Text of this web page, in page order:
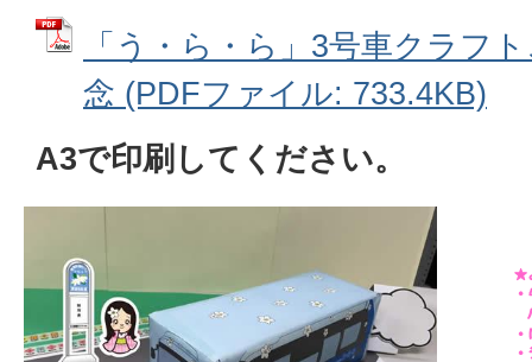
「う・ら・ら」3号車クラフ
念 (PDFファイル: 733.4KB)
A3で印刷してください。